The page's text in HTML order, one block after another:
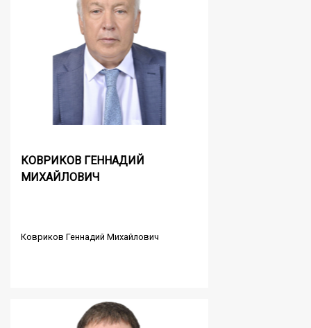
КОВРИКОВ ГЕННАДИЙ
МИХАЙЛОВИЧ
Ковриков Геннадий Михайлович